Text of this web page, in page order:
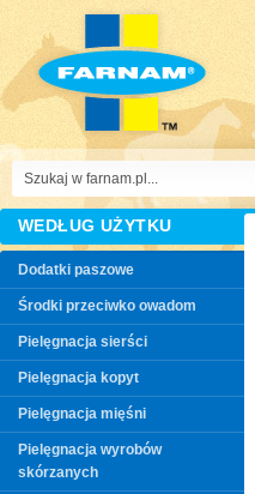
WEDŁUG UŻYTKU
Dodatki paszowe
Środki przeciwko owadom
Pielęgnacja sierści
Pielęgnacja kopyt
Pielęgnacja mięśni
Pielęgnacja wyrobów
skórzanych